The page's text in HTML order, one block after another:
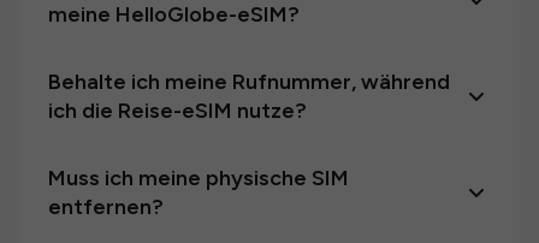
meine HelloGlobe-eSIM?
Behalte ich meine Rufnummer, während
ich die Reise-eSIM nutze?
Muss ich meine physische SIM
entfernen?